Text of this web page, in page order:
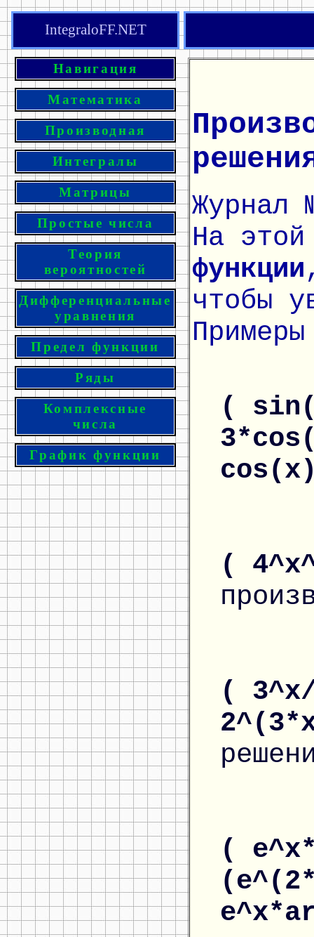
IntegraloFF.NET
Навигация
Математика
Производная
Интегралы
Матрицы
Простые числа
Теория
вероятностей
Дифференциальные
уравнения
Предел функции
Ряды
Комплексные
числа
График функции
Журнал
На
функции
чтобы
(
(
(
(